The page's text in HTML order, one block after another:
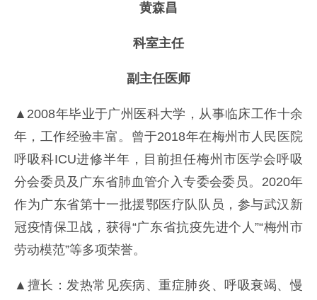
黄森昌
科室主任
副主任医师
▲2008年毕业于广州医科大学，从事临床工作十余
年，工作经验丰富。曾于2018年在梅州市人民医院
呼吸科ICU进修半年，目前担任梅州市医学会呼吸
分会委员及广东省肺血管介入专委会委员。2020年
作为广东省第十一批援鄂医疗队队员，参与武汉新
冠疫情保卫战，获得“广东省抗疫先进个人”“梅州市
劳动模范”等多项荣誉。
▲擅长：发热常见疾病、重症肺炎、呼吸衰竭、慢